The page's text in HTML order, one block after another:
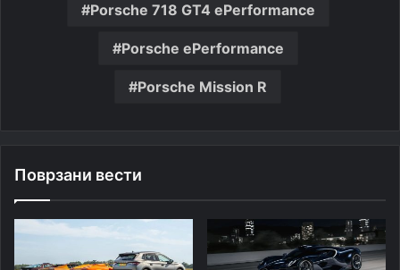
Porsche 718 GT4 ePerformance
Porsche ePerformance
Porsche Mission R
Поврзани вести